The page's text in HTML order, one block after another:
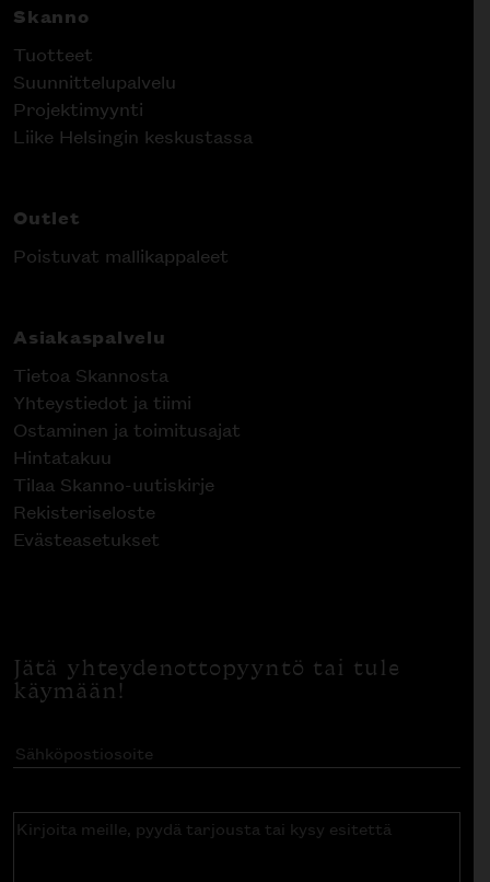
Skanno
Tuotteet
Suunnittelupalvelu
Projektimyynti
Liike Helsingin keskustassa
Outlet
Poistuvat mallikappaleet
Asiakaspalvelu
Tietoa Skannosta
Yhteystiedot ja tiimi
Ostaminen ja toimitusajat
Hintatakuu
Tilaa Skanno-uutiskirje
Rekisteriseloste
Evästeasetukset
Jätä yhteydenottopyyntö tai tule
käymään!
Sähköpostiosoite(Pakollinen)
Kirjoita